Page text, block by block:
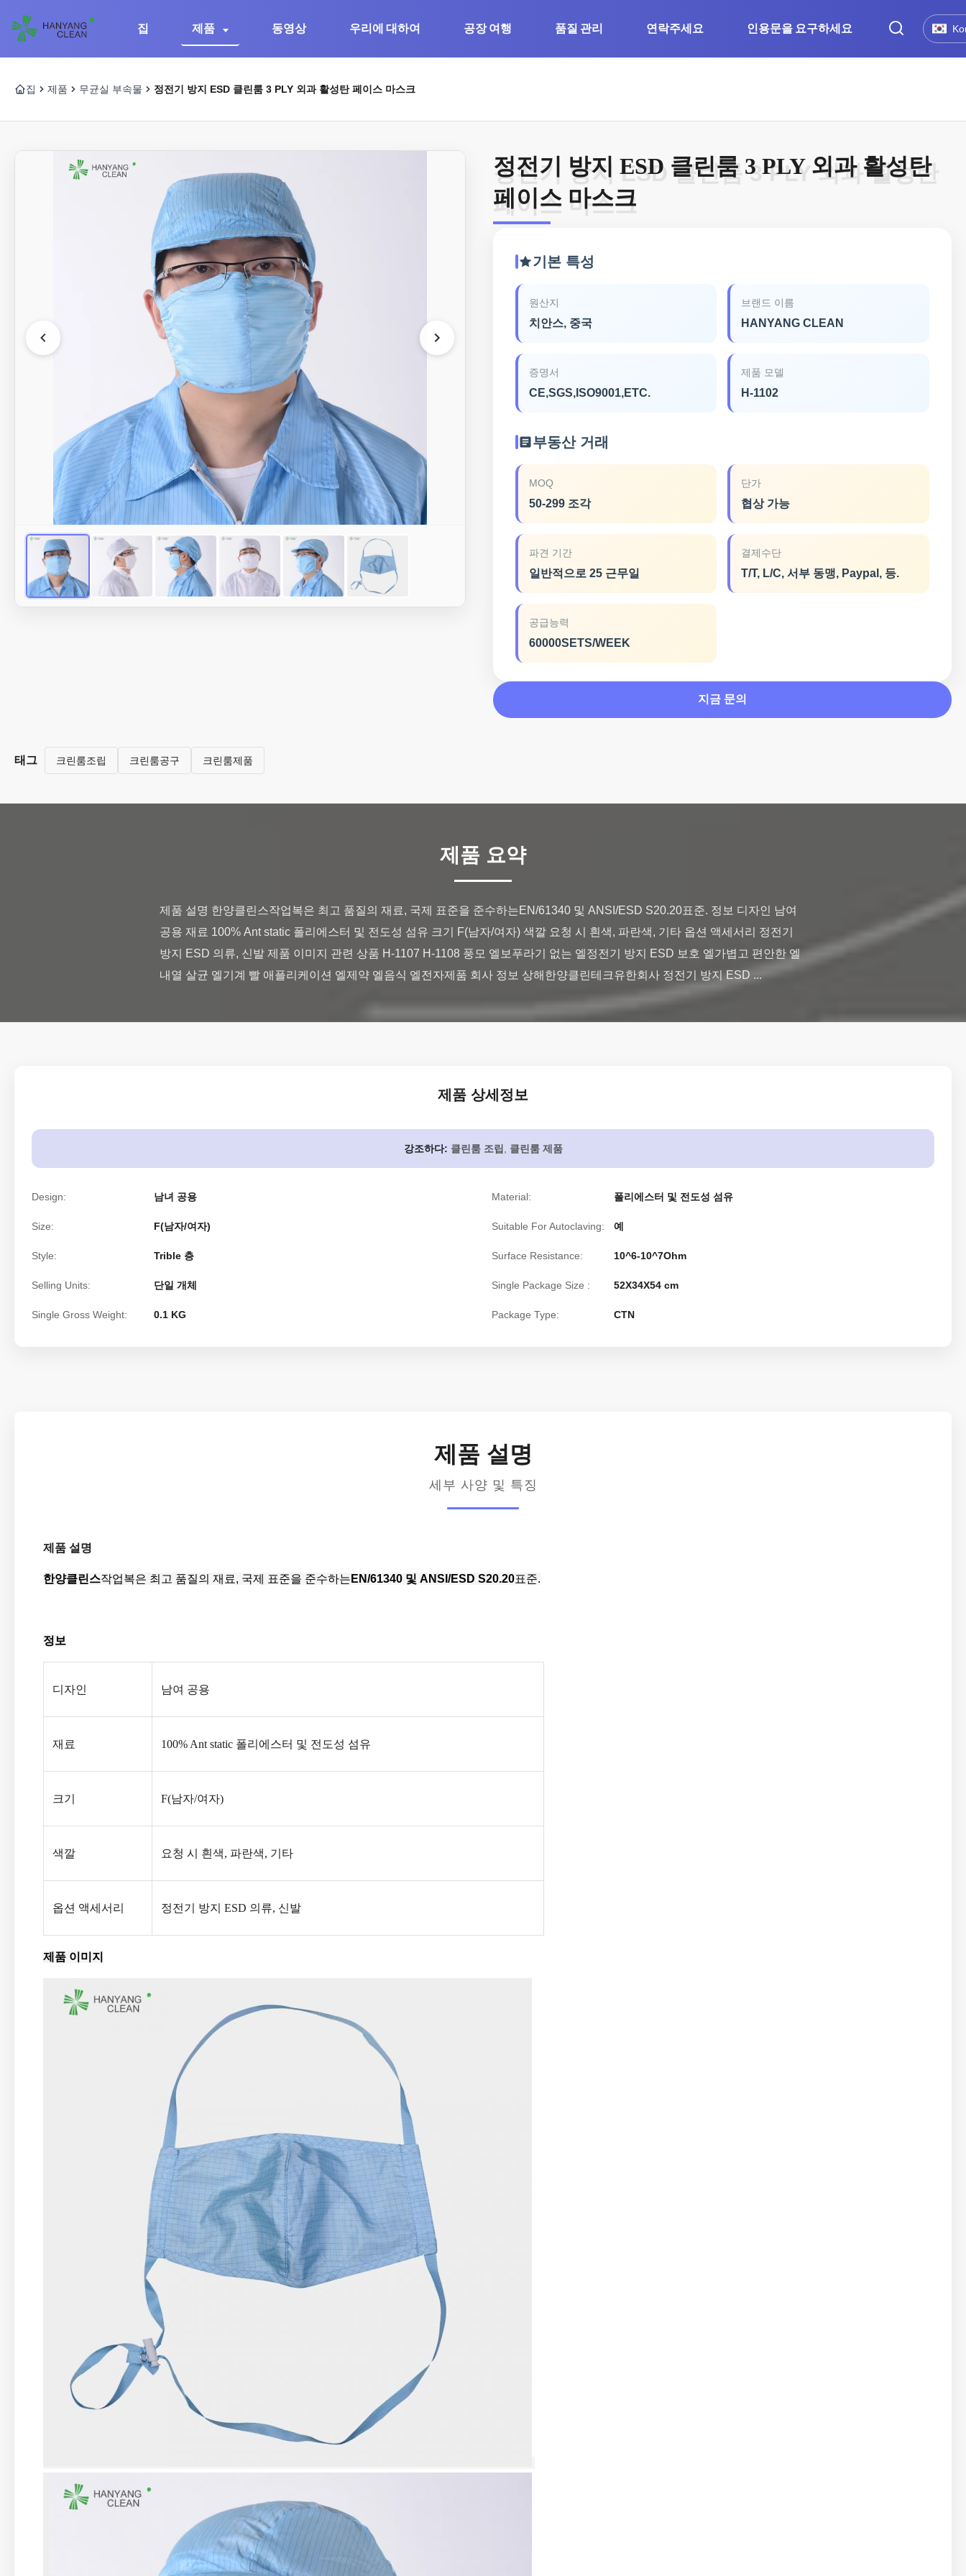
집 제품 동영상 우리에 대하여 공장 여행 품질 관리 연락주세요 인용문을 요구하세요
집 제품 무균실 부속물 정전기 방지 ESD 클린룸 3 PLY 외과 활성탄 페이스 마스크
정전기 방지 ESD 클린룸 3 PLY 외과 활성탄
페이스 마스크
정전기 방지 ESD 클린룸 3 PLY 외과 활성탄
페이스 마스크
기본 특성
원산지
치안스, 중국
브랜드 이름
HANYANG CLEAN
증명서
CE,SGS,ISO9001,ETC.
제품 모델
H-1102
부동산 거래
MOQ
50-299 조각
단가
협상 가능
파견 기간
일반적으로 25 근무일
결제수단
T/T, L/C, 서부 동맹, Paypal, 등.
공급능력
60000SETS/WEEK
지금 문의
태그 크린룸조립 크린룸공구 크린룸제품
제품 요약
제품 설명 한양클린스작업복은 최고 품질의 재료, 국제 표준을 준수하는EN/61340 및 ANSI/ESD S20.20표준. 정보 디자인 남여
공용 재료 100% Ant static 폴리에스터 및 전도성 섬유 크기 F(남자/여자) 색깔 요청 시 흰색, 파란색, 기타 옵션 액세서리 정전기
방지 ESD 의류, 신발 제품 이미지 관련 상품 H-1107 H-1108 풍모 엘보푸라기 없는 엘정전기 방지 ESD 보호 엘가볍고 편안한 엘
내열 살균 엘기계 빨 애플리케이션 엘제약 엘음식 엘전자제품 회사 정보 상해한양클린테크유한회사 정전기 방지 ESD ...
제품 상세정보
강조하다: 클린룸 조립 클린룸 제품
Design: 남녀 공용 Material: 폴리에스터 및 전도성 섬유
Size: F(남자/여자) Suitable For Autoclaving: 예
Style: Trible 층 Surface Resistance: 10^6-10^7Ohm
Selling Units: 단일 개체 Single Package Size : 52X34X54 cm
Single Gross Weight: 0.1 KG Package Type: CTN
제품 설명
세부 사양 및 특징
제품 설명
한양클린스작업복은 최고 품질의 재료, 국제 표준을 준수하는 EN/61340 및 ANSI/ESD S20.20표준.
정보
디자인 남여 공용
재료 100% Ant static 폴리에스터 및 전도성 섬유
크기 F(남자/여자)
색깔 요청 시 흰색, 파란색, 기타
옵션 액세서리 정전기 방지 ESD 의류, 신발
제품 이미지